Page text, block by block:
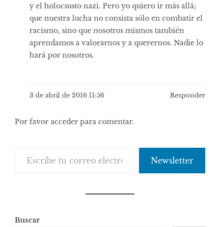
y el holocsusto nazi. Pero yo quiero ir más allá;
que nuestra lucha no consista sólo en combatir el
racismo, sino que nosotros mismos también
aprendamos a valorarnos y a querernos. Nadie lo
hará por nosotros.
3 de abril de 2016 11:56 Responder
Por favor acceder para comentar.
Newsletter
Buscar